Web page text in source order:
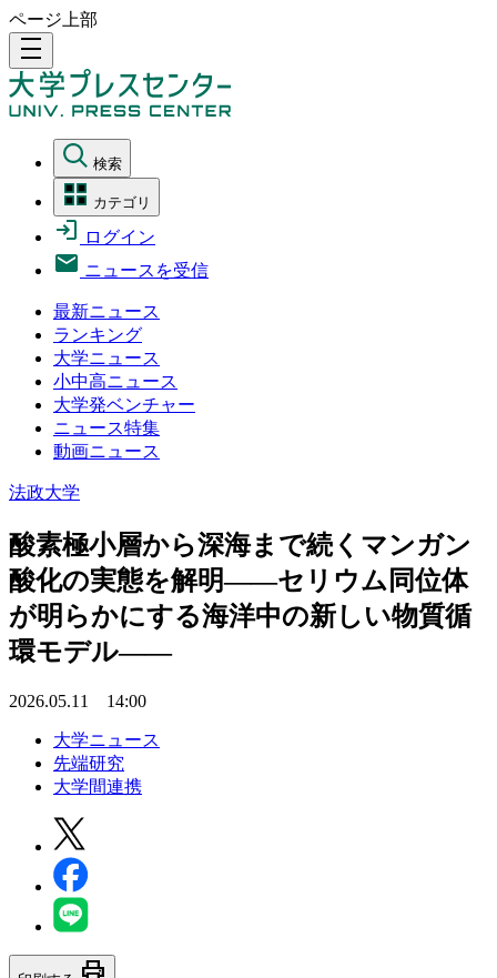
ページ上部
density_medium
検索
カテゴリ
ログイン
ニュースを受信
最新ニュース
ランキング
大学ニュース
小中高ニュース
大学発ベンチャー
ニュース特集
動画ニュース
法政大学
酸素極小層から深海まで続くマンガン
酸化の実態を解明――セリウム同位体
が明らかにする海洋中の新しい物質循
環モデル――
2026.05.11 14:00
大学ニュース
先端研究
大学間連携
print